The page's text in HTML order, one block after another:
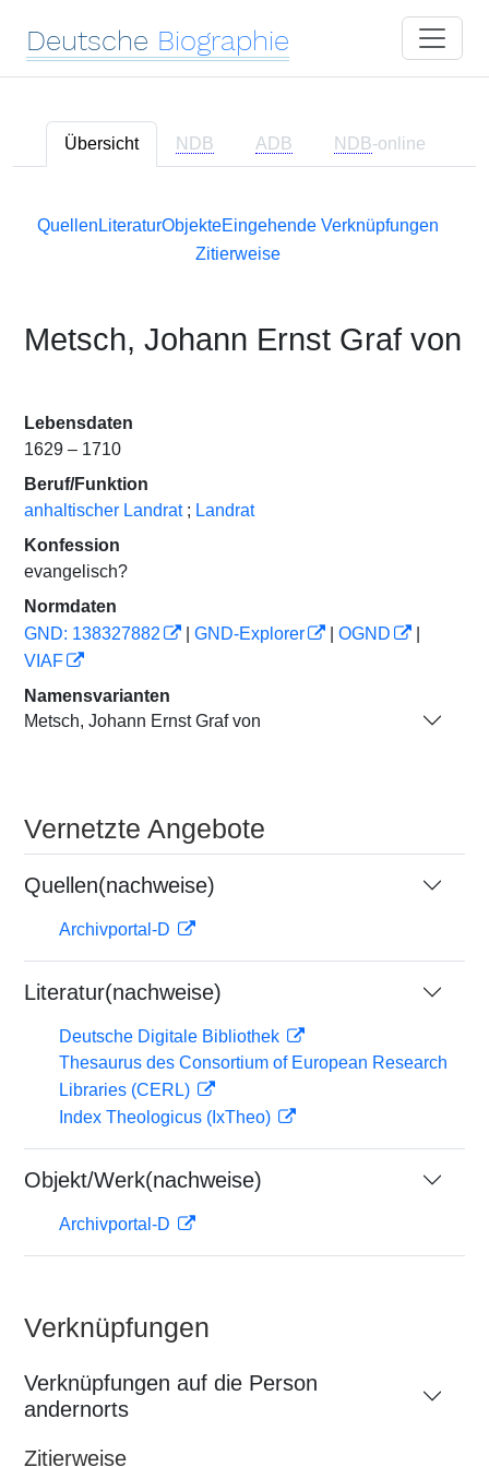
Deutsche Biographie
Übersicht NDB ADB NDB-online
Quellen LiteraturObjekteEingehende Verknüpfungen
Zitierweise
Metsch, Johann Ernst Graf von
Lebensdaten
1629 – 1710
Beruf/Funktion
anhaltischer Landrat ; Landrat
Konfession
evangelisch?
Normdaten
GND: 138327882
GND-Explorer OGND
VIAF
Namensvarianten
Metsch, Johann Ernst Graf von
Vernetzte Angebote
Quellen(nachweise)
Archivportal-D
Literatur(nachweise)
Deutsche Digitale Bibliothek
Thesaurus des Consortium of European Research
Libraries (CERL)
Index Theologicus (IxTheo)
Objekt/Werk(nachweise)
Archivportal-D
Verknüpfungen
Verknüpfungen auf die Person
andernorts
Zitierweise